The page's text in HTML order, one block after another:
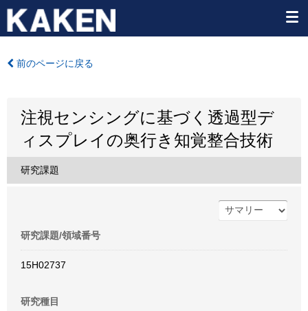
前のページに戻る
注視センシングに基づく透過型デ
ィスプレイの奥行き知覚整合技術
研究課題
研究課題/領域番号
15H02737
研究種目